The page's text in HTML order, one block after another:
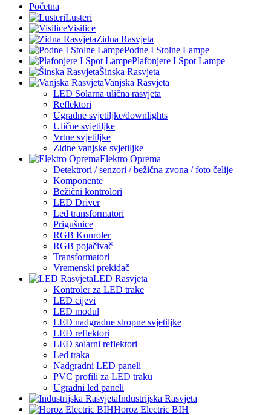
Početna
Lusteri
Visilice
Zidna Rasvjeta
Podne I Stolne Lampe
Plafonjere I Spot Lampe
Šinska Rasvjeta
Vanjska Rasvjeta
LED Solarna ulična rasvjeta
Reflektori
Ugradne svjetiljke/downlights
Ulične svjetiljke
Vrtne svjetiljke
Zidne vanjske svjetiljke
Elektro Oprema
Detektrori / senzori / bežična zvona / foto čelije
Komponente
Bežični kontrolori
LED Driver
Led transformatori
Prigušnice
RGB Konroler
RGB pojačivač
Transformatori
Vremenski prekidač
LED Rasvjeta
Kontroler za LED trake
LED cijevi
LED modul
LED nadgradne stropne svjetiljke
LED reflektori
LED solarni reflektori
Led traka
Nadgradni LED paneli
PVC profili za LED traku
Ugradni led paneli
Industrijska Rasvjeta
Horoz Electric BIH